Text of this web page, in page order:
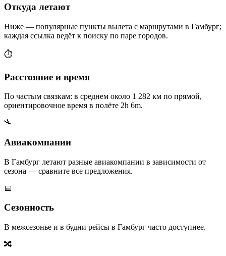
Откуда летают
Ниже — популярные пункты вылета с маршрутами в Гамбург;
каждая ссылка ведёт к поиску по паре городов.
⏱️
Расстояние и время
По частым связкам: в среднем около 1 282 км по прямой,
ориентировочное время в полёте 2h 6m.
🛬
Авиакомпании
В Гамбург летают разные авиакомпании в зависимости от
сезона — сравните все предложения.
📅
Сезонность
В межсезонье и в будни рейсы в Гамбург часто доступнее.
🔀